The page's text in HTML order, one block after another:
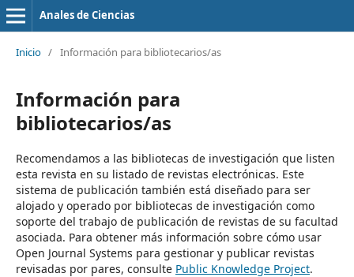
Anales de Ciencias
Inicio / Información para bibliotecarios/as
Información para
bibliotecarios/as
Recomendamos a las bibliotecas de investigación que listen
esta revista en su listado de revistas electrónicas. Este
sistema de publicación también está diseñado para ser
alojado y operado por bibliotecas de investigación como
soporte del trabajo de publicación de revistas de su facultad
asociada. Para obtener más información sobre cómo usar
Open Journal Systems para gestionar y publicar revistas
revisadas por pares, consulte Public Knowledge Project.